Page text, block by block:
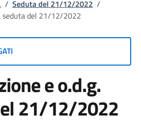
/ Seduta del 21/12/2022 /
seduta del 21/12/2022
e o.d.g.
21/12/2022